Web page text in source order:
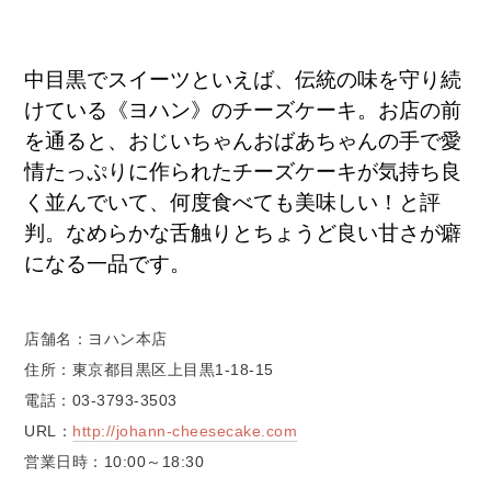
中目黒でスイーツといえば、伝統の味を守り続
けている《ヨハン》のチーズケーキ。お店の前
を通ると、おじいちゃんおばあちゃんの手で愛
情たっぷりに作られたチーズケーキが気持ち良
く並んでいて、何度食べても美味しい！と評
判。なめらかな舌触りとちょうど良い甘さが癖
になる一品です。
店舗名：ヨハン本店
住所：東京都目黒区上目黒1-18-15
電話：03-3793-3503
URL： http://johann-cheesecake.com
営業日時：10:00～18:30